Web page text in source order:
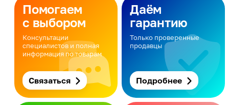
Помогаем
с выбором
Консультации
специалистов и полная
информация по товарам
Связаться
Даём
гарантию
Только проверенные
продавцы
Подробнее